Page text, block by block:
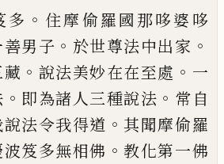
多 。 住摩偷羅國那哆婆哆
男子 。 於世尊法中出家 。
。 說法美妙在在至處 。 一
。 即為諸人三種說法 。 常自
法令我得道 。其聞摩偷羅
笈多無相佛 。教化第一佛